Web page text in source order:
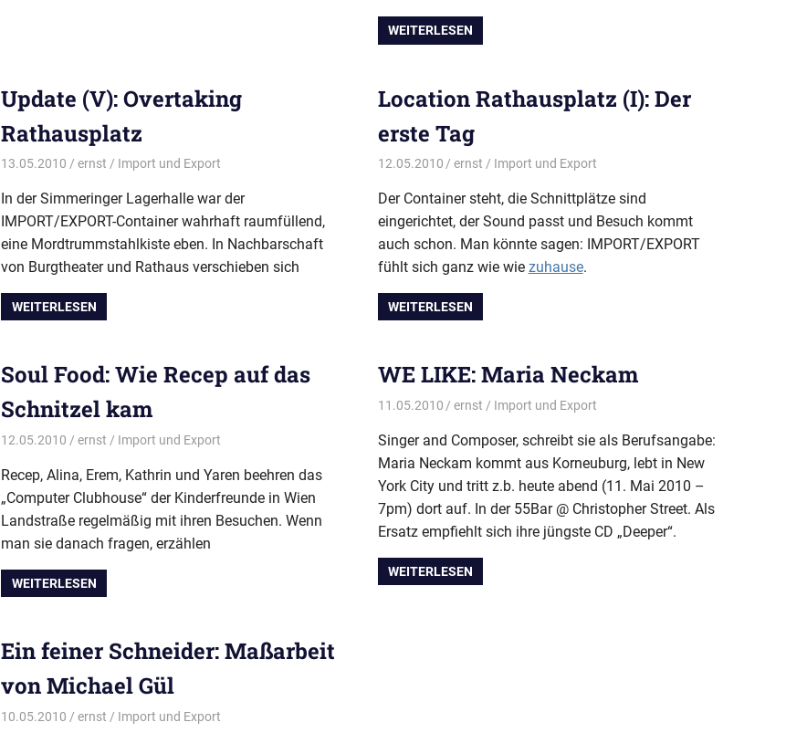
WEITERLESEN
Update (V): Overtaking
Rathausplatz
13.05.2010 ernst Import und Export
In der Simmeringer Lagerhalle war der
IMPORT/EXPORT-Container wahrhaft raumfüllend,
eine Mordtrummstahlkiste eben. In Nachbarschaft
von Burgtheater und Rathaus verschieben sich
WEITERLESEN
Location Rathausplatz (I): Der
erste Tag
12.05.2010 ernst Import und Export
Der Container steht, die Schnittplätze sind
eingerichtet, der Sound passt und Besuch kommt
auch schon. Man könnte sagen: IMPORT/EXPORT
fühlt sich ganz wie wie zuhause.
WEITERLESEN
Soul Food: Wie Recep auf das
Schnitzel kam
12.05.2010 ernst Import und Export
Recep, Alina, Erem, Kathrin und Yaren beehren das
„Computer Clubhouse“ der Kinderfreunde in Wien
Landstraße regelmäßig mit ihren Besuchen. Wenn
man sie danach fragen, erzählen
WEITERLESEN
WE LIKE: Maria Neckam
11.05.2010 ernst Import und Export
Singer and Composer, schreibt sie als Berufsangabe:
Maria Neckam kommt aus Korneuburg, lebt in New
York City und tritt z.b. heute abend (11. Mai 2010 –
7pm) dort auf. In der 55Bar @ Christopher Street. Als
Ersatz empfiehlt sich ihre jüngste CD „Deeper“.
WEITERLESEN
Ein feiner Schneider: Maßarbeit
von Michael Gül
10.05.2010 ernst Import und Export